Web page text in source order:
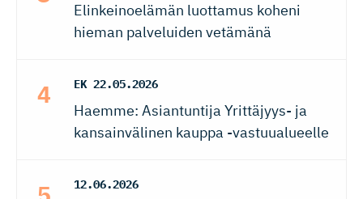
Elinkeinoelämän luottamus koheni
hieman palveluiden vetämänä
EK 22.05.2026
Haemme: Asiantuntija Yrittäjyys- ja
kansainvälinen kauppa -vastuualueelle
12.06.2026